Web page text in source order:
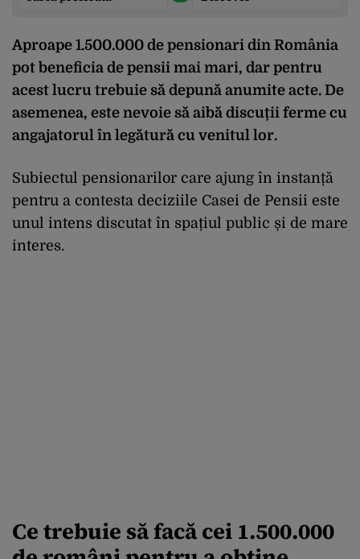
Aproape 1.500.000 de pensionari din România
pot beneficia de pensii mai mari, dar pentru
acest lucru trebuie să depună anumite acte. De
asemenea, este nevoie să aibă discuții ferme cu
angajatorul în legătură cu venitul lor.
Subiectul pensionarilor care ajung în instanță
pentru a contesta deciziile Casei de Pensii este
unul intens discutat în spațiul public și de mare
interes.
Ce trebuie să facă cei 1.500.000